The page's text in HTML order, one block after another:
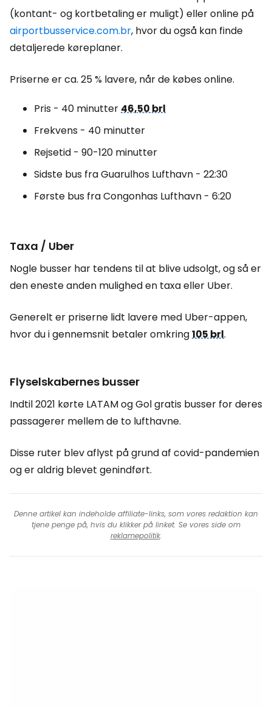
(kontant- og kortbetaling er muligt) eller online på
airportbusservice.com.br, hvor du også kan finde
detaljerede køreplaner.
Priserne er ca. 25 % lavere, når de købes online.
Pris - 40 minutter46,50 brl
Frekvens - 40 minutter
Rejsetid - 90-120 minutter
Sidste bus fra Guarulhos Lufthavn - 22:30
Første bus fra Congonhas Lufthavn - 6:20
Taxa / Uber
Nogle busser har tendens til at blive udsolgt, og så er
den eneste anden mulighed en taxa eller Uber.
Generelt er priserne lidt lavere med Uber-appen,
hvor du i gennemsnit betaler omkring105 brl.
Flyselskabernes busser
Indtil 2021 kørte LATAM og Gol gratis busser for deres
passagerer mellem de to lufthavne.
Disse ruter blev aflyst på grund af covid-pandemien
og er aldrig blevet genindført.
Denne artikel kan indeholde affiliate-links, som vores redaktion kan
tjene penge på, hvis du klikker på linket. Se vores side om
reklamepolitik.